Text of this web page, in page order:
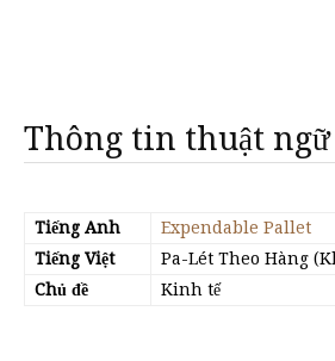
Thông tin thuật ngữ
Tiếng Anh
Expendable Pallet
Tiếng Việt
Pa-Lét Theo Hàng
Chủ đề
Kinh tế